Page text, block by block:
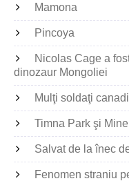
Mamona
Pincoya
Nicolas Cage a
dinozaur Mongoliei
Mulţi soldaţi
Timna Park şi
Salvat de la înec
Fenomen straniu